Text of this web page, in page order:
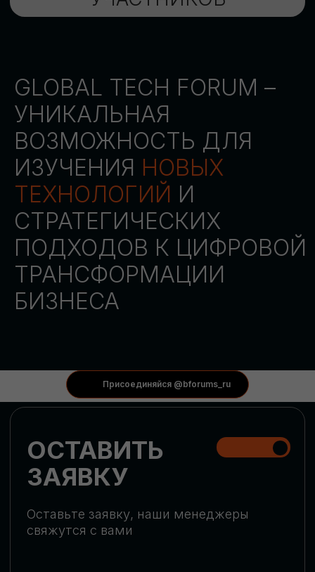
Присоединяйся @bforums_ru
АККРЕДИТАЦИЯ
СМИ
СКАЧАТЬ ПРОГРАММУ
СТАТЬ СПИКЕРОМ
Оставьте заявку, наши менеджеры
СТАТЬ УЧАСТНИКОМ
ГЛОБАЛЬНАЯ
ЦИФРОВИЗАЦИЯ
актуальных трендов глобальной цифровой
трансформации. Узнаем о новых подходах
массовом использовании ИИ-
инструментов, обеспечении
ИСКУССТВЕННЫЙ